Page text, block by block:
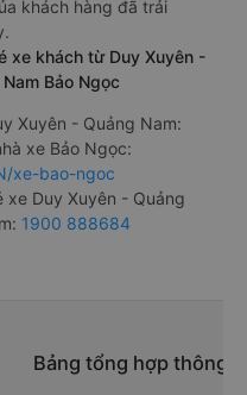
khách hàng đã trải
xe khách từ Duy Xuyên -
Bảo Ngọc
Xuyên - Quảng Nam:
xe Bảo Ngọc:
xe-bao-ngoc
xe Duy Xuyên - Quảng
1900 888684
Bảng tổng hợp thông